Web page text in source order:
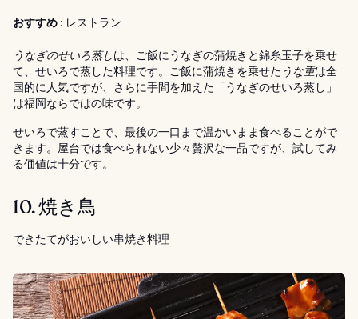
おすすめ : レストラン
うなぎのせいろ蒸しは、ご飯にうなぎの蒲焼きと錦糸玉子を乗せ
て、せいろで蒸した料理です。ご飯に蒲焼きを乗せた うな重は全
国的に人気ですが、さらに手間を加えた「うなぎのせいろ蒸し」
は福岡ならではの味です。
せいろで蒸すことで、最後の一口まで温かいまま食べることがで
きます。屋台では食べられない少々贅沢な一品ですが、試してみ
る価値は十分です。
10. 焼き鳥
できたてがおいしい串焼き料理